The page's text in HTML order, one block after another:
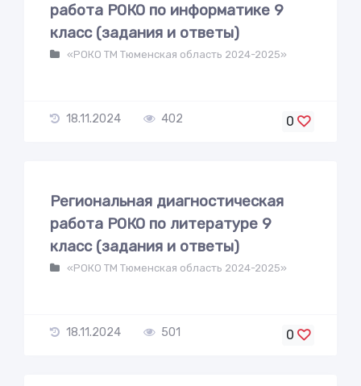
работа РОКО по информатике 9
класс (задания и ответы)
«РОКО ТМ Тюменская область 2024-2025»
18.11.2024 402 0
Региональная диагностическая
работа РОКО по литературе 9
класс (задания и ответы)
«РОКО ТМ Тюменская область 2024-2025»
18.11.2024 501 0